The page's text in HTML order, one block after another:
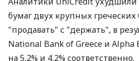
бумаг двух крупных греческих
"продавать" с "держать", в
National Bank of Greece и
на 5,2% и 4,2% соответственно.